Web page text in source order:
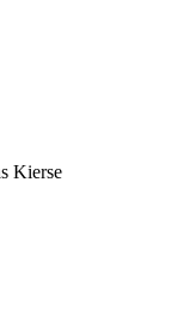
Kierse